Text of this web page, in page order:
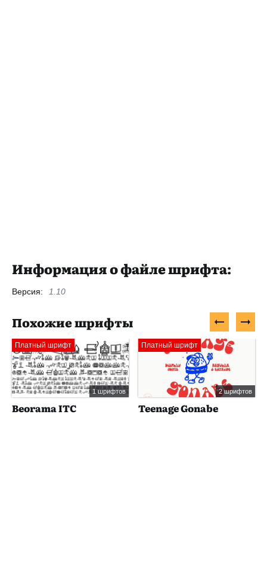
Информация о файле шрифта:
Версия: 1.10
Похожие шрифты
Платный шрифт
1 шрифтов
Beorama ITC
Платный шрифт
2 шрифтов
Teenage Gonabe